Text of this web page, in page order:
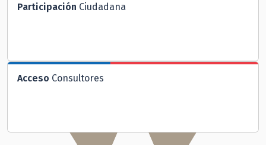
Participación Ciudadana
Acceso Consultores